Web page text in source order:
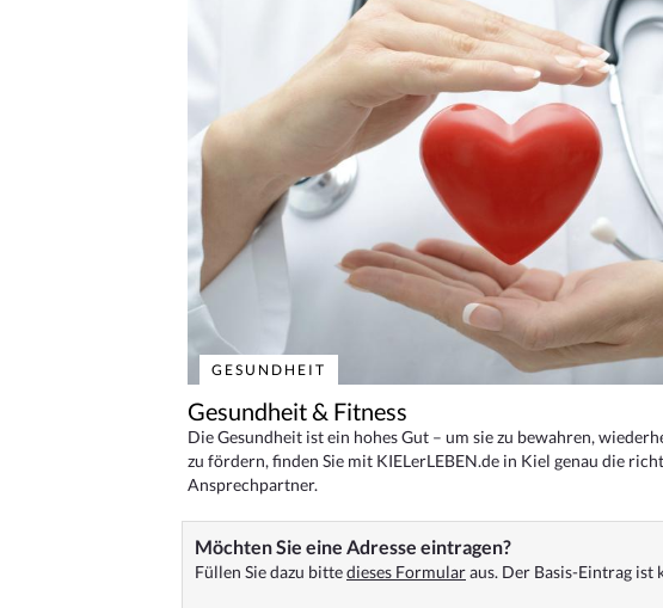
GESUNDHEIT
Gesundheit & Fitness
Die Gesundheit ist ein hohes Gut – um sie zu bewahren,
zu fördern, finden Sie mit KIELerLEBEN.de in Kiel genau die
Ansprechpartner.
Möchten Sie eine Adresse eintragen?
Füllen Sie dazu bittedieses Formularaus. Der Basis-Eintrag ist